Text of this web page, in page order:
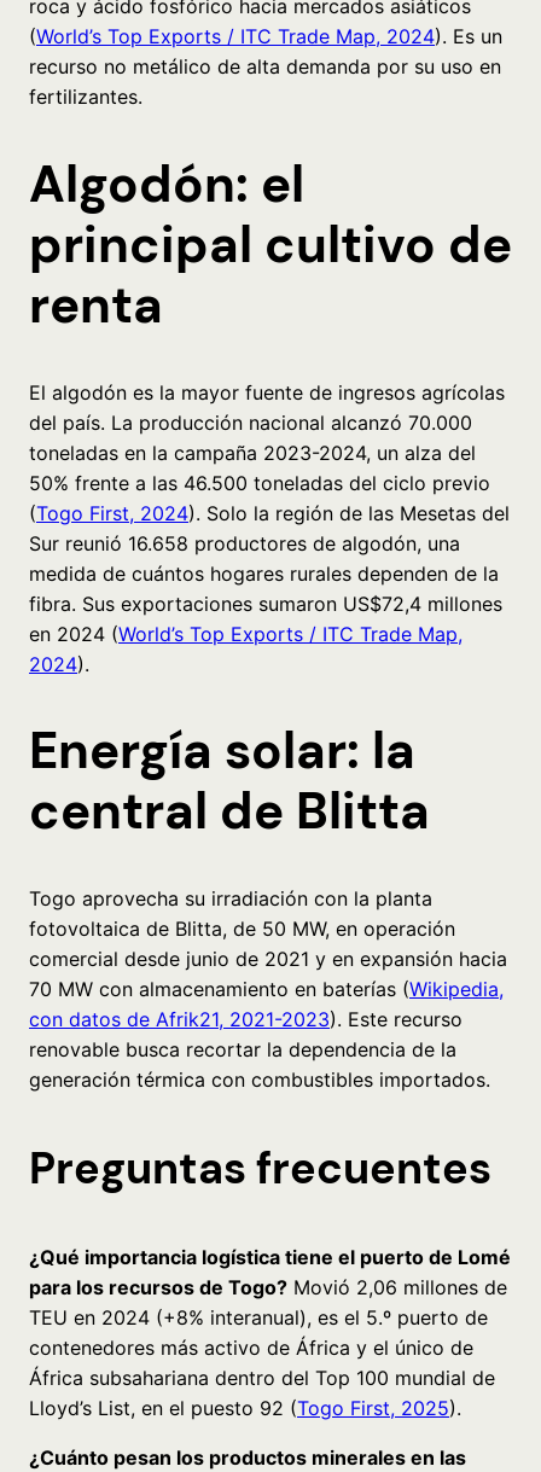
roca y ácido fosfórico hacia mercados asiáticos
(World’s Top Exports / ITC Trade Map, 2024). Es un
recurso no metálico de alta demanda por su uso en
fertilizantes.
Algodón: el
principal cultivo de
renta
El algodón es la mayor fuente de ingresos agrícolas
del país. La producción nacional alcanzó 70.000
toneladas en la campaña 2023-2024, un alza del
50% frente a las 46.500 toneladas del ciclo previo
(Togo First, 2024). Solo la región de las Mesetas del
Sur reunió 16.658 productores de algodón, una
medida de cuántos hogares rurales dependen de la
fibra. Sus exportaciones sumaron US$72,4 millones
en 2024 (World’s Top Exports / ITC Trade Map,
2024).
Energía solar: la
central de Blitta
Togo aprovecha su irradiación con la planta
fotovoltaica de Blitta, de 50 MW, en operación
comercial desde junio de 2021 y en expansión hacia
70 MW con almacenamiento en baterías (Wikipedia,
con datos de Afrik21, 2021-2023). Este recurso
renovable busca recortar la dependencia de la
generación térmica con combustibles importados.
Preguntas frecuentes
¿Qué importancia logística tiene el puerto de Lomé
para los recursos de Togo? Movió 2,06 millones de
TEU en 2024 (+8% interanual), es el 5.º puerto de
contenedores más activo de África y el único de
África subsahariana dentro del Top 100 mundial de
Lloyd’s List, en el puesto 92 (Togo First, 2025).
¿Cuánto pesan los productos minerales en las